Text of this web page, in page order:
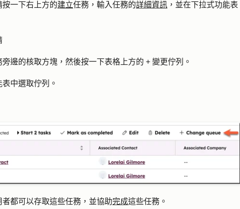
一下右上方的建立任務，輸入任務的詳細資訊 ，並在下拉式功能表
旁邊的核取方塊 ，然後按一下表格上方的 + 變更佇列 。
表中選取佇列 。
都可以存取這些任務，並協助完成這些任務。